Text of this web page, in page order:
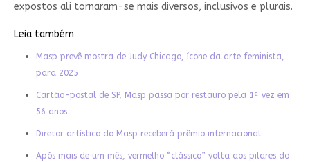
expostos ali tornaram-se mais diversos, inclusivos e plurais.
Leia também
Masp prevê mostra de Judy Chicago, ícone da arte feminista,
para 2025
Cartão-postal de SP, Masp passa por restauro pela 1ª vez em
56 anos
Diretor artístico do Masp receberá prêmio internacional
Após mais de um mês, vermelho “clássico” volta aos pilares do